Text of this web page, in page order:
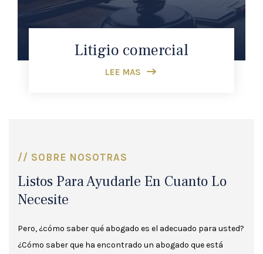
Litigio comercial
LEE MAS
// SOBRE NOSOTRAS
Listos Para Ayudarle En Cuanto Lo
Necesite
Pero, ¿cómo saber qué abogado es el adecuado para usted?
¿Cómo saber que ha encontrado un abogado que está